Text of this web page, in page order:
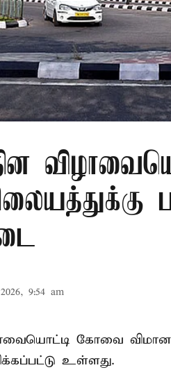
தின
9:54 am
கோவை
உள்ளது.